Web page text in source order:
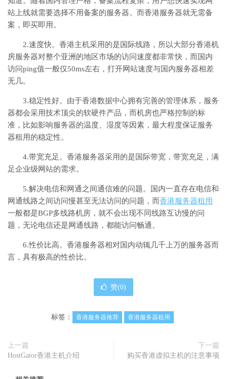
站上线就需要选择不用备案的服务器。而香港服务器就无需备
案，即买即用。
2.速度快。香港主机采用的是国际线路，所以大部分香港机
房服务器对整个亚洲的地区市场的访问速度都非常快，而国内
访问ping值一般仅50ms左右，打开网站速度与国内服务器相差
无几。
3.稳定性好。由于香港数据中心拥有完善的管理体系，服务
器都会采用技术顶尖的软硬件产品，而机房也严格控制的标
准，比如影响服务器的温度、湿度等因素，最大程度保证服务
器租用的稳定性。
4.带宽充足。香港服务器采用的是国际带宽，带宽充足，满
足企业级网站的需求。
5.解决电信和网通之间通信难的问题。国内一直存在电信和
网通线路之间访问慢甚至无法访问的问题，而香港服务器租用
一般都是BGP多线路机房，就不会出现不同线路互访慢的问
题，无论电信还是网通线路，都能访问畅通。
6.性价比高。香港服务器相对国内动辄几千上万的服务器而
言，具有极高的性价比。
赞(0)
标签： 香港服务器推荐 香港服务器租用
上一篇
HostGator香港主机介绍
下一篇
购买香港虚拟主机的注意事项